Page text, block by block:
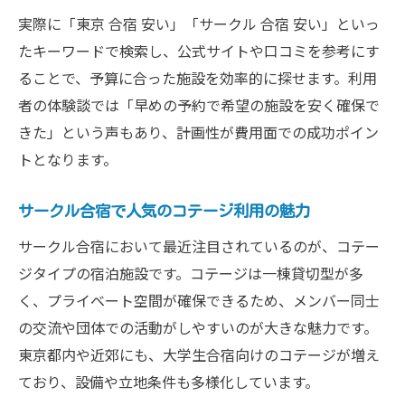
実際に「東京 合宿 安い」「サークル 合宿 安い」といっ
たキーワードで検索し、公式サイトや口コミを参考にす
ることで、予算に合った施設を効率的に探せます。利用
者の体験談では「早めの予約で希望の施設を安く確保で
きた」という声もあり、計画性が費用面での成功ポイン
トとなります。
サークル合宿で人気のコテージ利用の魅力
サークル合宿において最近注目されているのが、コテー
ジタイプの宿泊施設です。コテージは一棟貸切型が多
く、プライベート空間が確保できるため、メンバー同士
の交流や団体での活動がしやすいのが大きな魅力です。
東京都内や近郊にも、大学生合宿向けのコテージが増え
ており、設備や立地条件も多様化しています。